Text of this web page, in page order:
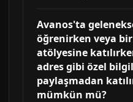
Avanos'ta
öğrenirken veya
atölyesine
adres gibi özel
paylaşmadan
mümkün mü?